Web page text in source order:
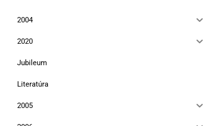
2004
2020
Jubileum
Literatúra
2005